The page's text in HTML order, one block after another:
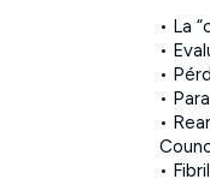
• La
•
•
•
•
•